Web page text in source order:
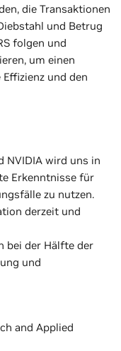
die Transaktionen
und Betrug
folgen und
um einen
und den
NVIDIA wird uns in
Erkenntnisse für
zu nutzen.
derzeit und
bei der Hälfte der
und
and Applied